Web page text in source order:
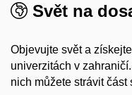
Svět na
Objevujte svět a
univerzitách v
nich můžete strávit část